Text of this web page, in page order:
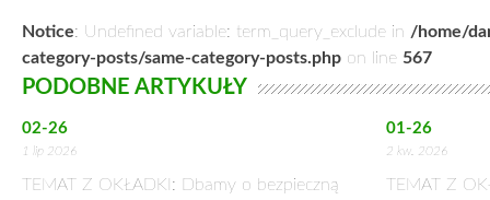
Notice: Undefined variable: term_query_exclude in /home/
category-posts/same-category-posts.php on line 567
PODOBNE ARTYKUŁY
02-26
1 lip 2026
TEMAT Z OKŁADKI: Dbamy o bezpieczną
01-26
2 kw. 2026
TEMAT Z